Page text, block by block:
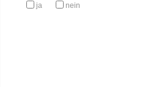
ja nein